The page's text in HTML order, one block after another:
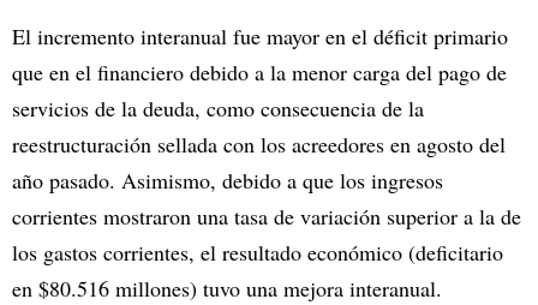
El incremento interanual fue mayor en el déficit primario
que en el financiero debido a la menor carga del pago de
servicios de la deuda, como consecuencia de la
reestructuración sellada con los acreedores en agosto del
año pasado. Asimismo, debido a que los ingresos
corrientes mostraron una tasa de variación superior a la de
los gastos corrientes, el resultado económico (deficitario
en $80.516 millones) tuvo una mejora interanual.